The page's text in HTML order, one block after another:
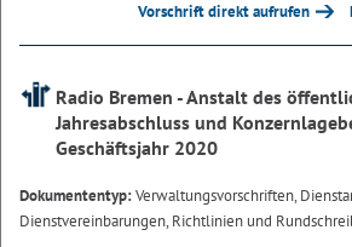
Vorschrift direkt aufrufen
Radio Bremen - Anstalt des
Jahresabschluss und
Geschäftsjahr 2020
Dokumententyp:Verwaltungsvorschriften,
Dienstvereinbarungen, Richtlinien und